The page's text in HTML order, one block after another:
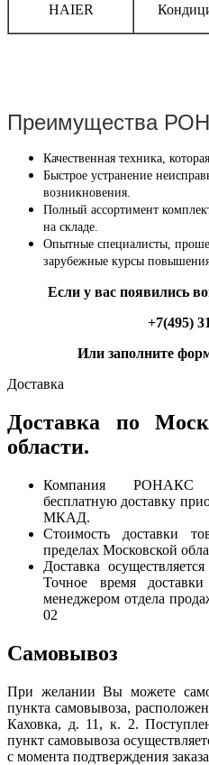
HAIER
Преимущества
Качественная техника,
Быстрое устранение
возникновения.
Полный ассортимент
на складе.
Опытные специалисты,
зарубежные курсы
Если у вас появились
+7(495)
Или заполните
Доставка
Доставка по
области.
Компания РОНАКС
бесплатную доставку
МКАД.
Стоимость доставки
пределах Московской
Доставка
Точное время
менеджером отдела
02
Самовывоз
При желании Вы можете
пункта самовывоза,
Каховка, д. 11, к. 2.
пункт самовывоза
с момента подтверждения